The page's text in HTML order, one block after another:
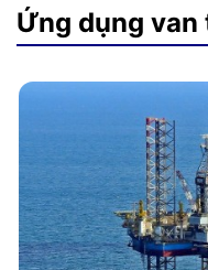
Ứng dụng